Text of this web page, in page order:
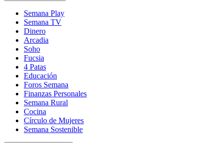
Semana Play
Semana TV
Dinero
Arcadia
Soho
in
new
window
Fucsia
in
new
window
4 Patas
Educación
Foros Semana
Finanzas Personales
Semana Rural
Cocina
Círculo de Mujeres
Semana Sostenible